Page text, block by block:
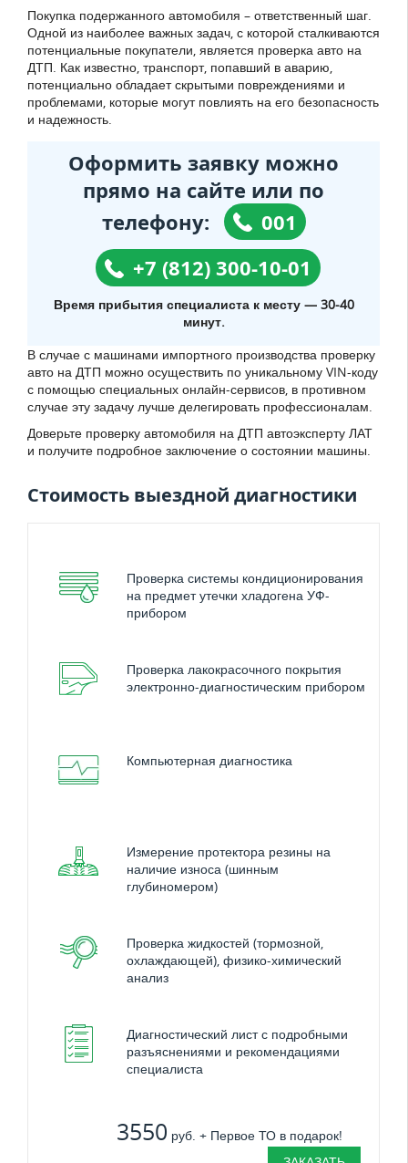
Покупка подержанного автомобиля – ответственный шаг.
Одной из наиболее важных задач, с которой сталкиваются
потенциальные покупатели, является проверка авто на
ДТП. Как известно, транспорт, попавший в аварию,
потенциально обладает скрытыми повреждениями и
проблемами, которые могут повлиять на его безопасность
и надежность.
Оформить заявку можно
прямо на сайте или по
телефону:
001
+7 (812) 300-10-01
Время прибытия специалиста к месту — 30-40
минут.
В случае с машинами импортного производства проверку
авто на ДТП можно осуществить по уникальному VIN-коду
с помощью специальных онлайн-сервисов, в противном
случае эту задачу лучше делегировать профессионалам.
Доверьте проверку автомобиля на ДТП автоэксперту ЛАТ
и получите подробное заключение о состоянии машины.
Стоимость выездной диагностики
Проверка системы кондиционирования
на предмет утечки хладогена УФ-
прибором
Проверка лакокрасочного покрытия
электронно-диагностическим прибором
Компьютерная диагностика
Измерение протектора резины на
наличие износа (шинным
глубиномером)
Проверка жидкостей (тормозной,
охлаждающей), физико-химический
анализ
Диагностический лист с подробными
разъяснениями и рекомендациями
специалиста
3550 руб. + Первое ТО в подарок!